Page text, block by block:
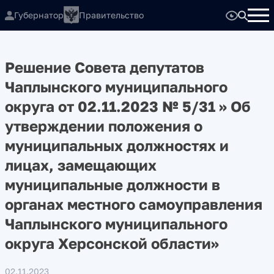
Губернатор Правительство
Решение Совета депутатов
Чаплынского муниципального
округа от 02.11.2023 № 5/31 » Об
утверждении положения о
муниципальных должностях и
лицах, замещающих
муниципальные должности в
органах местного самоуправления
Чаплынского муниципального
округа Херсонской области»
02.11.2023